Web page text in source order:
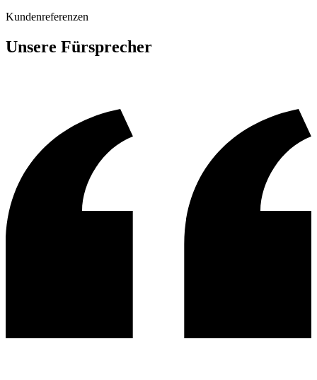
Kundenreferenzen
Unsere Fürsprecher